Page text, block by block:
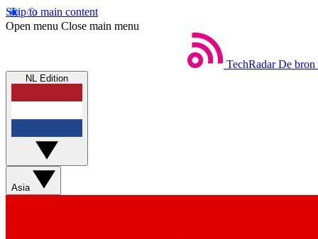
Skip to main content
Open menu Close main menu
TechRadar De bron
NL Edition
Asia